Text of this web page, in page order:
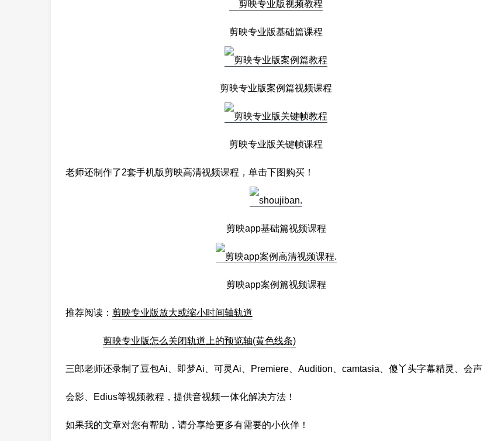
剪映专业版基础篇课程
剪映专业版案例篇视频课程
剪映专业版关键帧课程
老师还制作了2套手机版剪映高清视频课程，单击下图购买！
剪映app基础篇视频课程
剪映app案例篇视频课程
推荐阅读： 剪映专业版放大或缩小时间轴轨道
剪映专业版怎么关闭轨道上的预览轴(黄色线条)
三郎老师还录制了豆包Ai、即梦Ai、可灵Ai、Premiere、Audition、camtasia、傻丫头字幕精灵、会声
会影、Edius等视频教程，提供音视频一体化解决方法！
如果我的文章对您有帮助，请分享给更多有需要的小伙伴！